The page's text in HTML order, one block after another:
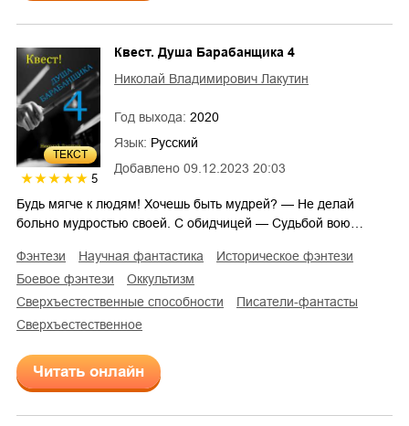
ТЕКСТ
5
Добавлено 09.12.2023 20:03
Квест. Душа Барабанщика 4
Николай Владимирович Лакутин
Год выхода: 2020
Язык: Русский
Будь мягче к людям! Хочешь быть мудрей? — Не делай
больно мудростью своей. С обидчицей — Судьбой вою…
фэнтези научная фантастика
историческое фэнтези
боевое фэнтези
оккультизм
сверхъестественные способности
писатели-фантасты
сверхъестественное
Читать онлайн